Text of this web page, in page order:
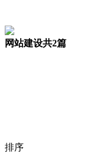
网站建设共2篇
排序